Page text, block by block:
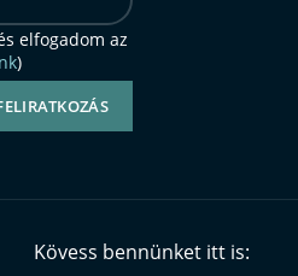
elfogadom az
)
Kövess bennünket itt is: